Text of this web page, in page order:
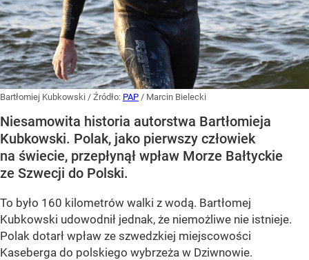
Bartłomiej Kubkowski / Źródło: PAP / Marcin Bielecki
Niesamowita historia autorstwa Bartłomieja
Kubkowski. Polak, jako pierwszy człowiek
na świecie, przepłynął wpław Morze Bałtyckie
ze Szwecji do Polski.
To było 160 kilometrów walki z wodą. Bartłomej
Kubkowski udowodnił jednak, że niemożliwe nie istnieje.
Polak dotarł wpław ze szwedzkiej miejscowości
Kaseberga do polskiego wybrzeża w Dziwnowie.